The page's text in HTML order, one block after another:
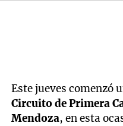
Este jueves comenzó
Circuito de Primera
Mendoza, en esta